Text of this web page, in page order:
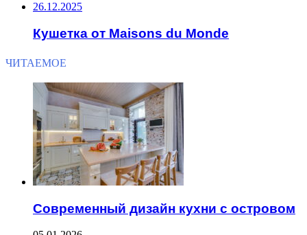
26.12.2025
Кушетка от Maisons du Monde
ЧИТАЕМОЕ
Современный дизайн кухни с островом